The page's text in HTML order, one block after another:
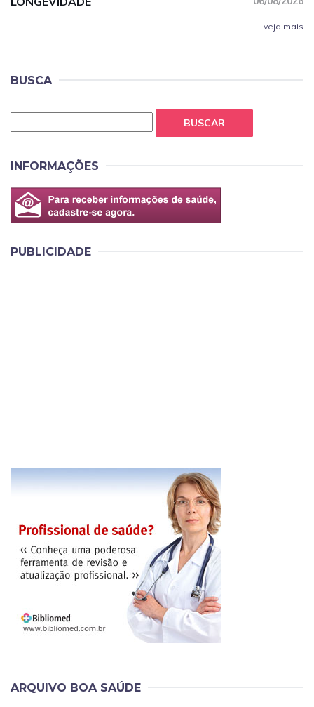
veja mais
BUSCA
BUSCAR
INFORMAÇÕES
PUBLICIDADE
ARQUIVO BOA SAÚDE